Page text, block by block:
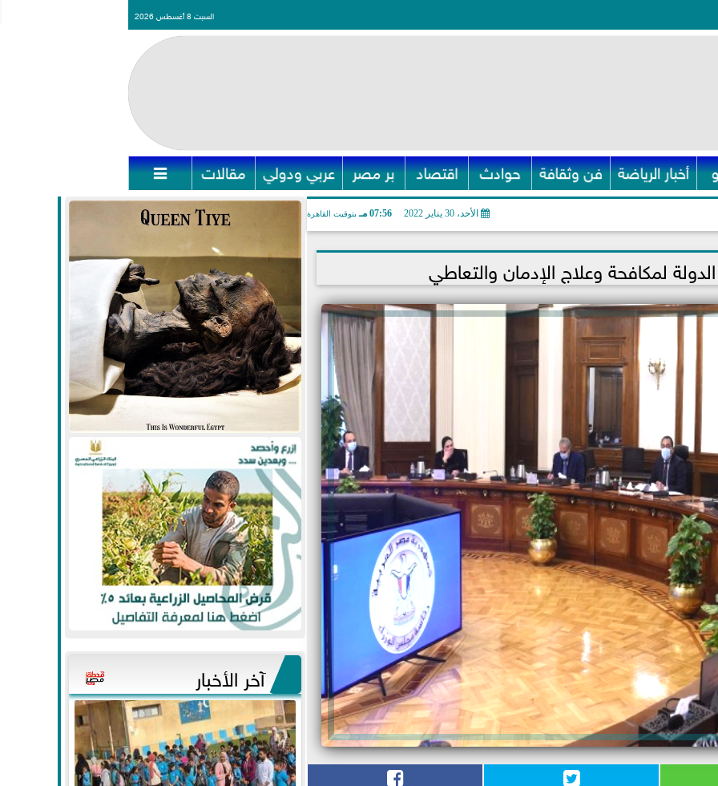
السبت 8 أغسطس 2026
أخبار الرياضة فن وثقافة حوادث اقتصاد بر مصر عربي ودولي مقالات 
الأحد، 30 يناير 2022 07:56 مـ بتوقيت القاهرة
لمكافحة وعلاج الإدمان والتعاطي
آخر الأخبار